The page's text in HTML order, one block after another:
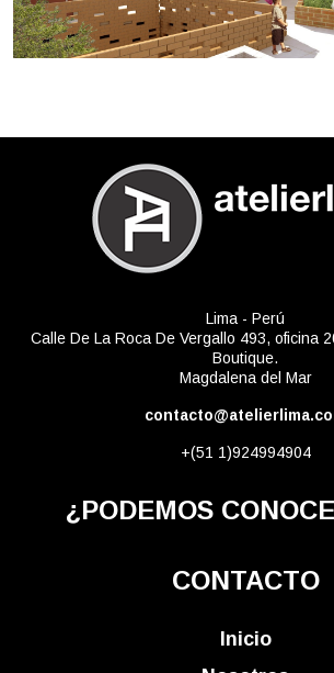
Lima - Perú
Calle De La Roca De Vergallo 493, oficina
Boutique.
Magdalena del Mar
+(51 1)924994904
¿PODEMOS
CONTACTO
Inicio